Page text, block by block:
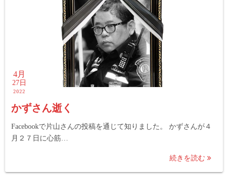
4月
27日
2022
かずさん逝く
Facebookで片山さんの投稿を通じて知りました。 かずさんが４
月２７日に心筋…
続きを読む